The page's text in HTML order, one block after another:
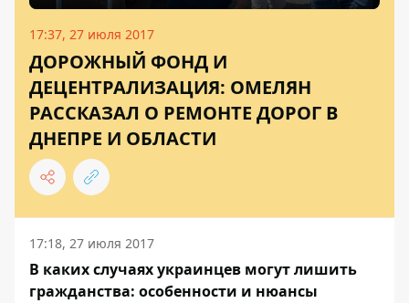
17:37, 27 июля 2017
ДОРОЖНЫЙ ФОНД И
ДЕЦЕНТРАЛИЗАЦИЯ: ОМЕЛЯН
РАССКАЗАЛ О РЕМОНТЕ ДОРОГ В
ДНЕПРЕ И ОБЛАСТИ
17:18, 27 июля 2017
В каких случаях украинцев могут лишить
гражданства: особенности и нюансы